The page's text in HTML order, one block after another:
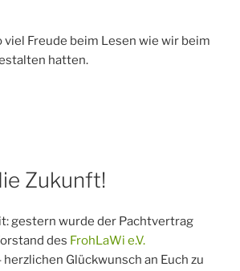
Freude beim Lesen wie wir beim
hatten.
Zukunft!
gestern wurde der Pachtvertrag
des FrohLaWi e.V.
Glückwunsch an Euch zu